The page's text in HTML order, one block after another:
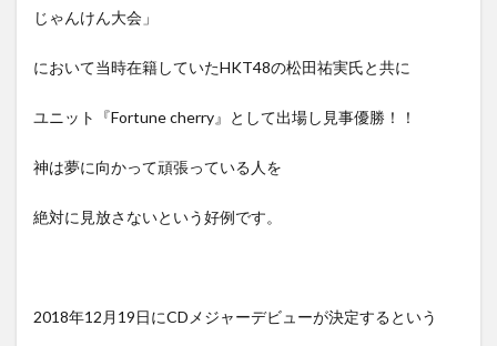
じゃんけん大会」
において当時在籍していたHKT48の松田祐実氏と共に
ユニット『Fortune cherry』として出場し見事優勝！！
神は夢に向かって頑張っている人を
絶対に見放さないという好例です。
2018年12月19日にCDメジャーデビューが決定するという